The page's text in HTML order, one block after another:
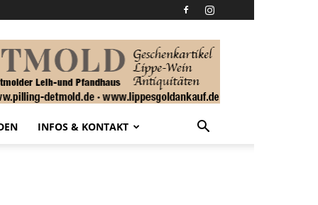
INFOS & KONTAKT